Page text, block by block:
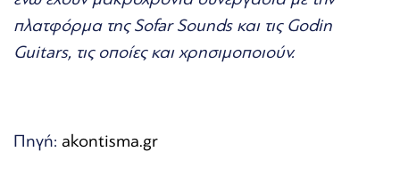
πλατφόρμα της Sofar Sounds και τις Godin
Guitars, τις οποίες και χρησιμοποιούν.
Πηγή: akontisma.gr